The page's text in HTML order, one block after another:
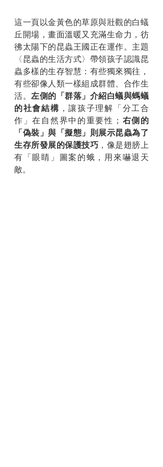
這一頁以金黃色的草原與壯觀的白蟻
丘開場，畫面溫暖又充滿生命力，彷
彿太陽下的昆蟲王國正在運作。主題
〈昆蟲的生活方式〉帶領孩子認識昆
蟲多樣的生存智慧：有些獨來獨往，
有些卻像人類一樣組成群體、合作生
活。左側的「群落」介紹白蟻與螞蟻
的社會結構 ，讓孩子理解「分工合
作」在自然界中的重要性； 右側的
「偽裝」與「擬態」則展示昆蟲為了
生存所發展的保護技巧 ，像是翅膀上
有「眼睛」圖案的蛾，用來嚇退天
敵。